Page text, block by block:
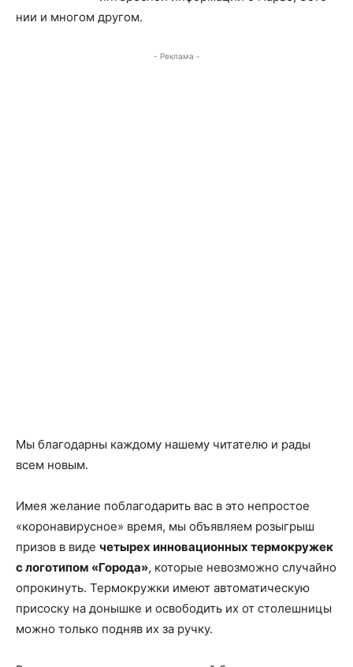
нии и многом другом.
- Реклама -
Мы благодарны каждому нашему читателю и рады
всем новым.
Имея желание поблагодарить вас в это непростое
«коронавирусное» время, мы объявляем розыгрыш
призов в виде четырех инновационных термокружек
с логотипом «Города», которые невозможно случайно
опрокинуть. Термокружки имеют автоматическую
присоску на донышке и освободить их от столешницы
можно только подняв их за ручку.